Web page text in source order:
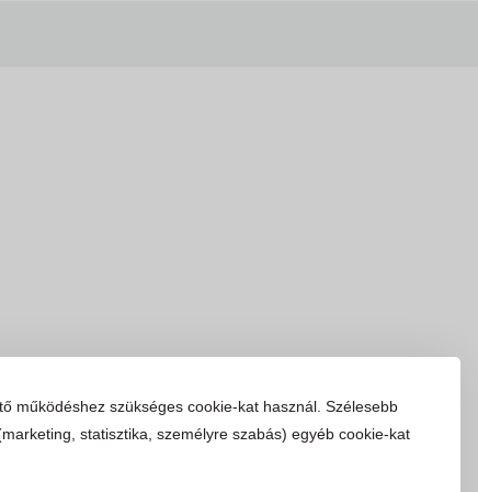
működéshez szükséges cookie-kat használ. Szélesebb
statisztika, személyre szabás) egyéb cookie-kat